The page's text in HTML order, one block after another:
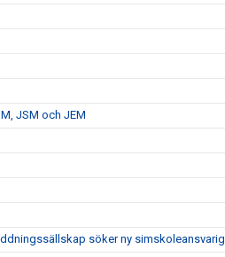
JSM och JEM
söker ny simskoleansvarig